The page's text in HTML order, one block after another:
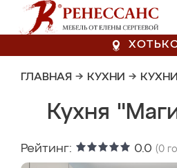
ГЛАВНАЯ → КУХНИ →
Кухня
Рейтинг: 0.0 (0